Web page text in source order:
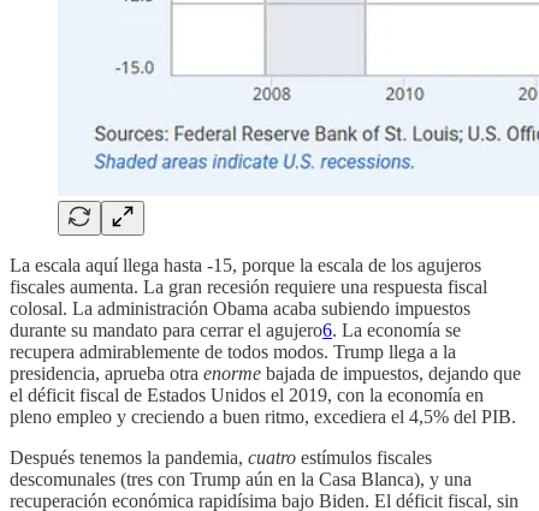
La escala aquí llega hasta -15, porque la escala de los agujeros
fiscales aumenta. La gran recesión requiere una respuesta fiscal
colosal. La administración Obama acaba subiendo impuestos
durante su mandato para cerrar el agujero6. La economía se
recupera admirablemente de todos modos. Trump llega a la
presidencia, aprueba otra enorme bajada de impuestos, dejando que
el déficit fiscal de Estados Unidos el 2019, con la economía en
pleno empleo y creciendo a buen ritmo, excediera el 4,5% del PIB.
Después tenemos la pandemia, cuatro estímulos fiscales
descomunales (tres con Trump aún en la Casa Blanca), y una
recuperación económica rapidísima bajo Biden. El déficit fiscal, sin